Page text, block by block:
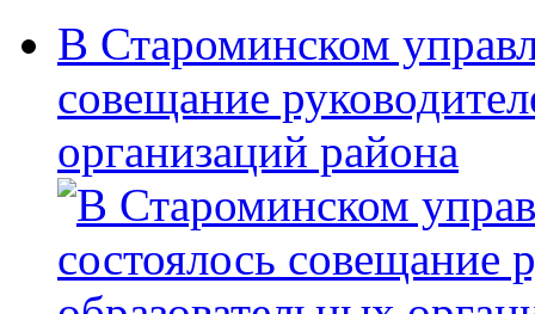
В Староминском
совещание
организаций района